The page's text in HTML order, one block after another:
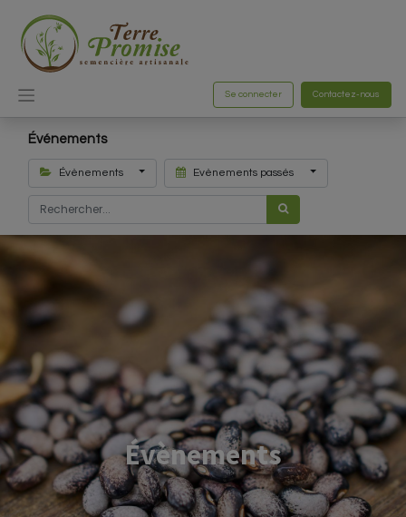
Se connecter Contactez-nous
Événements
Évènements Evènements passés
Évènements